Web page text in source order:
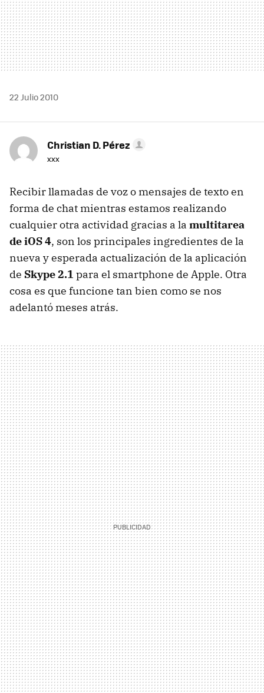
22 Julio 2010
Christian D. Pérez
xxx
Recibir llamadas de voz o mensajes de texto en
forma de chat mientras estamos realizando
cualquier otra actividad gracias a la multitarea
de iOS 4, son los principales ingredientes de la
nueva y esperada actualización de la aplicación
de Skype 2.1 para el smartphone de Apple. Otra
cosa es que funcione tan bien como se nos
adelantó meses atrás.